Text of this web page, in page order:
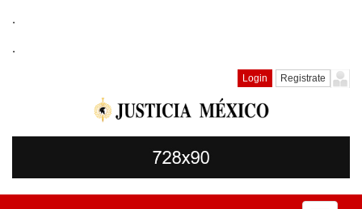
.
.
Login Registrate